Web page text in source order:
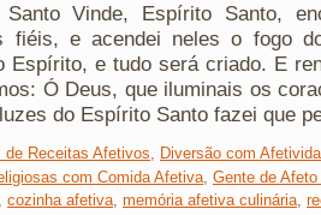
Vinde, Espírito Santo,
fiéis, e acendei neles o fogo
Espírito, e tudo será criado. E
Ó Deus, que iluminais os
do Espírito Santo fazei que
de Receitas Afetivos
Diversão com
com Comida Afetiva, Gente de Afeto
cozinha afetiva, memória afetiva culinária,